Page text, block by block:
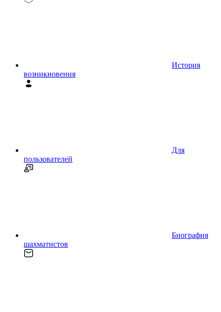
История
возникновения
Для
пользователей
Биография
шахматистов